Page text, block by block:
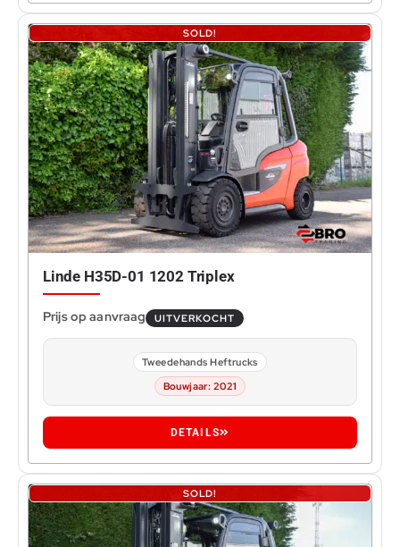
SOLD!
Linde H35D-01 1202 Triplex
UITVERKOCHT
Tweedehands Heftrucks
Bouwjaar: 2021
DETAILS
SOLD!